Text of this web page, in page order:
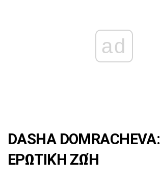
ad
DASHA DOMRACHEVA:
ΕΡΩΤΙΚΉ ΖΩΉ